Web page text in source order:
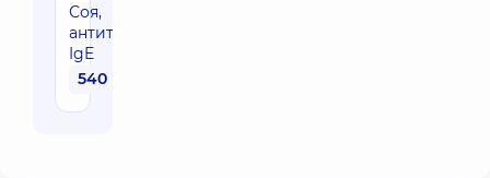
Соя,
антитіла
IgE
540 грн